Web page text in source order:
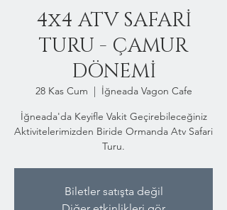
4x4 ATV SAFARİ
TURU - ÇAMUR
DÖNEMİ
28 Kas Cum
  |
İğneada Vagon Cafe
İğneada'da Keyifle Vakit Geçirebileceğiniz
Aktivitelerimizden Biride Ormanda Atv Safari
Turu.
Biletler satışta değil